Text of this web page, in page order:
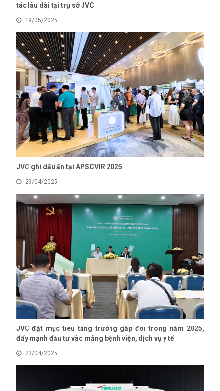
tác lâu dài tại trụ sở JVC
19/05/2025
JVC ghi dấu ấn tại APSCVIR 2025
29/04/2025
JVC đặt mục tiêu tăng trưởng gấp đôi trong năm 2025,
đẩy mạnh đầu tư vào mảng bệnh viện, dịch vụ y tế
23/04/2025